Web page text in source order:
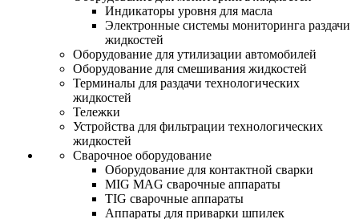
Индикаторы уровня для масла
Электронные системы мониторинга раздачи
жидкостей
Оборудование для утилизации автомобилей
Оборудование для смешивания жидкостей
Терминалы для раздачи технологических
жидкостей
Тележки
Устройства для фильтрации технологических
жидкостей
Сварочное оборудование
Оборудование для контактной сварки
MIG MAG сварочные аппараты
TIG сварочные аппараты
Аппараты для приварки шпилек